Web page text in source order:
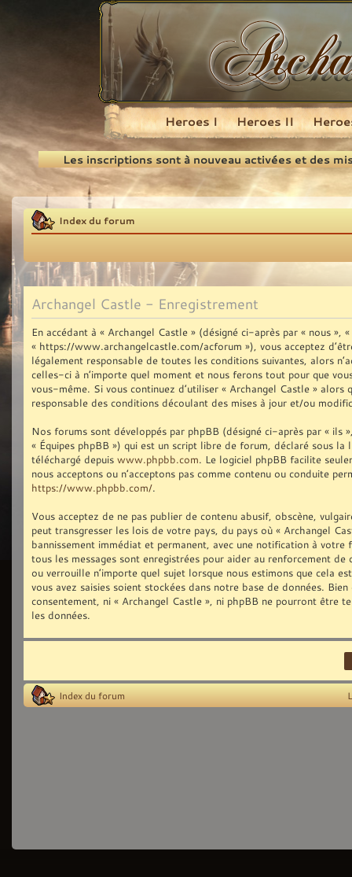
Recherche
Heroes I Heroes II
Les inscriptions sont à nouveau activées et des
Index du forum
Archangel Castle - Enregistrement
En accédant à « Archangel Castle » (désigné ci-après par « nous »,
« https://www.archangelcastle.com/acforum »), vous acceptez
légalement responsable de toutes les conditions suivantes, alors
celles-ci à n’importe quel moment et nous ferons tout pour que
vous-même. Si vous continuez d’utiliser « Archangel Castle »
responsable des conditions découlant des mises à jour et/ou
Nos forums sont développés par phpBB (désigné ci-après par « ils
« Équipes phpBB ») qui est un script libre de forum, déclaré sous la
téléchargé depuis www.phpbb.com. Le logiciel phpBB facilite
nous acceptons ou n’acceptons pas comme contenu ou conduite
https://www.phpbb.com/.
Vous acceptez de ne pas publier de contenu abusif, obscène,
peut transgresser les lois de votre pays, du pays où « Archangel
bannissement immédiat et permanent, avec une notification à votre
tous les messages sont enregistrées pour aider au renforcement
ou verrouille n’importe quel sujet lorsque nous estimons que cela
vous avez saisies soient stockées dans notre base de données.
consentement, ni « Archangel Castle », ni phpBB ne pourront être
les données.
Index du forum